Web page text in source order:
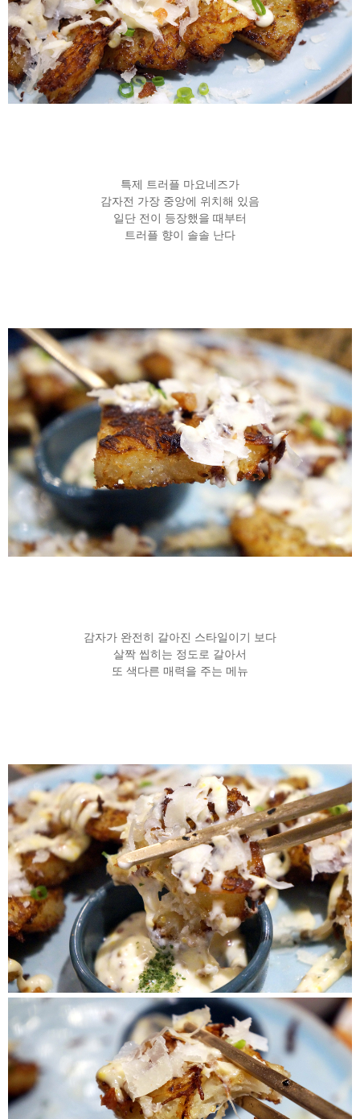
특제 트러플 마요네즈가
감자전 가장 중앙에 위치해 있음
일단 전이 등장했을 때부터
트러플 향이 솔솔 난다
감자가 완전히 갈아진 스타일이기 보다
살짝 씹히는 정도로 갈아서
또 색다른 매력을 주는 메뉴